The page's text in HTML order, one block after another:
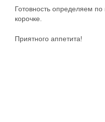
Готовность определяем
корочке.
Приятного аппетита!